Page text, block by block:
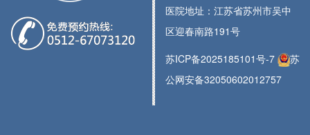
医院地址：江苏省苏州市吴中
区迎春南路191号
苏ICP备2025185101号-7
苏
公网安备32050602012757